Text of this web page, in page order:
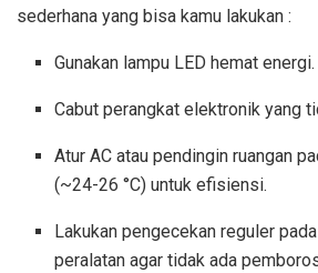
sederhana yang bisa kamu lakukan :
Gunakan lampu LED hemat energi.
Cabut perangkat elektronik yang
Atur AC atau pendingin ruangan
(~24-26 °C) untuk efisiensi.
Lakukan pengecekan reguler
peralatan agar tidak ada